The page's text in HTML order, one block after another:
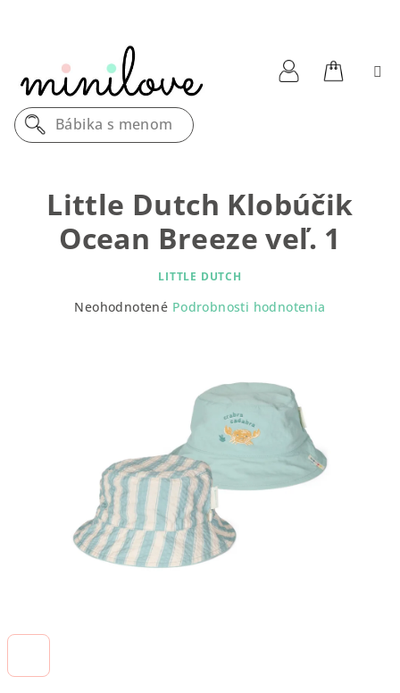
Bábika s menom
Little Dutch Klobúčik
Ocean Breeze veľ. 1
LITTLE DUTCH
Neohodnotené Podrobnosti hodnotenia